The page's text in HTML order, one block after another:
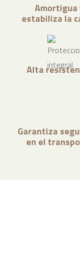
Amortigua
estabiliza la
Alta
Garantiza
en el